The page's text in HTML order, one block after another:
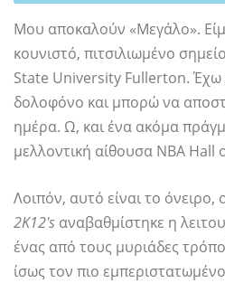
Μου αποκαλούν «Μεγάλο».
κουνιστό, πιτσιλιωμένο
State University Fullerton.
δολοφόνο και μπορώ να
ημέρα. Ω, και ένα ακόμα
μελλοντική αίθουσα NBA Hall
Λοιπόν, αυτό είναι το
2K12's αναβαθμίστηκε η
ένας από τους μυριάδες
ίσως τον πιο